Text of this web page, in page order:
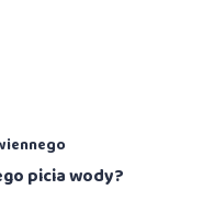
picia wody?